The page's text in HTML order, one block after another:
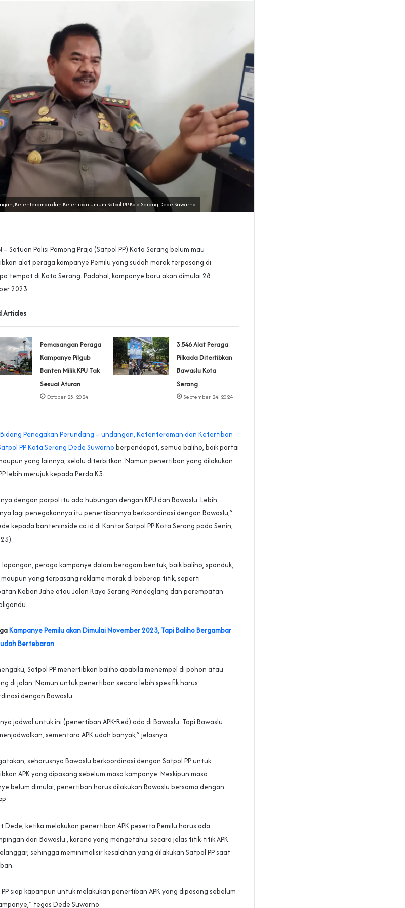
Ketenteraman dan Ketertiban Umum Satpol PP Kota Serang Dede Suwarno
– Satuan Polisi Pamong Praja (Satpol PP) Kota Serang belum mau
alat peraga kampanye Pemilu yang sudah marak terpasang di
tempat di Kota Serang. Padahal, kampanye baru akan dimulai 28
2023.
Articles
Pemasangan Peraga
Kampanye Pilgub
Banten Milik KPU Tak
Sesuai Aturan
October 25, 2024
3.546 Alat Peraga
Pilkada Ditertibkan
Bawaslu Kota
Serang
September 24, 2024
Penegakan Perundang – undangan, Ketenteraman dan Ketertiban
PP Kota Serang Dede Suwarno berpendapat, semua baliho, baik partai
yang lainnya, selalu diterbitkan. Namun penertiban yang dilakukan
lebih merujuk kepada Perda K3.
dengan parpol itu ada hubungan dengan KPU dan Bawaslu. Lebih
lagi penegakannya itu penertibannya berkoordinasi dengan Bawaslu,”
kepada banteninside.co.id di Kantor Satpol PP Kota Serang pada Senin,
lapangan, peraga kampanye dalam beragam bentuk, baik baliho, spanduk,
yang terpasang reklame marak di beberap titik, seperti
Kebon Jahe atau Jalan Raya Serang Pandeglang dan perempatan
Kampanye Pemilu akan Dimulai November 2023, Tapi Baliho Bergambar
Bertebaran
Satpol PP menertibkan baliho apabila menempel di pohon atau
di jalan. Namun untuk penertiban secara lebih spesifik harus
dengan Bawaslu.
jadwal untuk ini (penertiban APK-Red) ada di Bawaslu. Tapi Bawaslu
sementara APK udah banyak,” jelasnya.
seharusnya Bawaslu berkoordinasi dengan Satpol PP untuk
APK yang dipasang sebelum masa kampanye. Meskipun masa
belum dimulai, penertiban harus dilakukan Bawaslu bersama dengan
Dede, ketika melakukan penertiban APK peserta Pemilu harus ada
dari Bawaslu., karena yang mengetahui secara jelas titik-titik APK
sehingga meminimalisir kesalahan yang dilakukan Satpol PP saat
PP siap kapanpun untuk melakukan penertiban APK yang dipasang sebelum
tegas Dede Suwarno.